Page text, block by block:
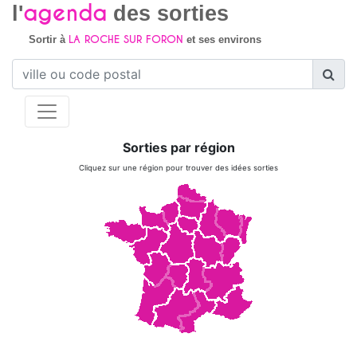
l'agenda des sorties
Sortir à LA ROCHE SUR FORON et ses environs
Sorties par région
Cliquez sur une région pour trouver des idées sorties